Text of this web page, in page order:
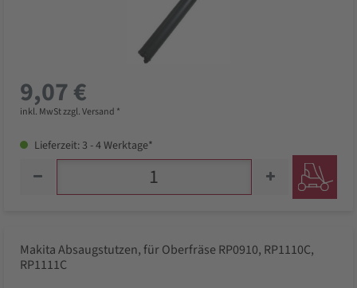
9,07 €
inkl. MwSt zzgl. Versand *
Lieferzeit: 3 - 4 Werktage*
Makita Absaugstutzen, für Oberfräse RP0910, RP1110C,
RP1111C